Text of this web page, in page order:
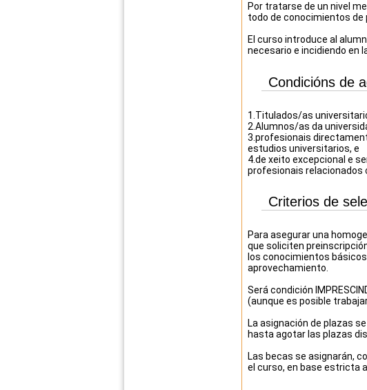
Por tratarse de un nivel
todo de conocimientos de
El curso introduce al
necesario e incidiendo en
Condicións de
1.Titulados/as
2.Alumnos/as da
3.profesionais
estudios universitarios, e
4.de xeito excepcional e
profesionais relacionados
Criterios de
Para asegurar una
que soliciten
los conocimientos
aprovechamiento.
Será condición
(aunque es posible
La asignación de plazas
hasta agotar las plazas
Las becas se asignarán,
el curso, en base estricta